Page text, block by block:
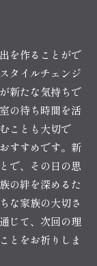
を作ることがで
タイルチェンジ
新たな気持ちで
の待ち時間を活
ことも大切で
すすめです。新
で、その日の思
の絆を深めるた
な家族の大切さ
じて、次回の理
とをお祈りしま